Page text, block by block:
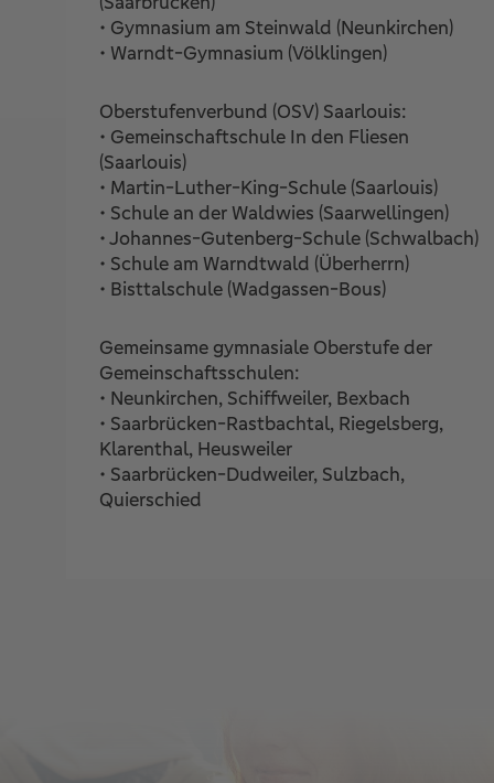
• Gymnasium am Steinwald (Neunkirchen)
• Warndt-Gymnasium (Völklingen)
Oberstufenverbund (OSV) Saarlouis:
• Gemeinschaftschule In den Fliesen
(Saarlouis)
• Martin-Luther-King-Schule (Saarlouis)
• Schule an der Waldwies (Saarwellingen)
• Johannes-Gutenberg-Schule (Schwalbach)
• Schule am Warndtwald (Überherrn)
• Bisttalschule (Wadgassen-Bous)
Gemeinsame gymnasiale Oberstufe der
Gemeinschaftsschulen:
• Neunkirchen, Schiffweiler, Bexbach
• Saarbrücken-Rastbachtal, Riegelsberg,
Klarenthal, Heusweiler
• Saarbrücken-Dudweiler, Sulzbach,
Quierschied